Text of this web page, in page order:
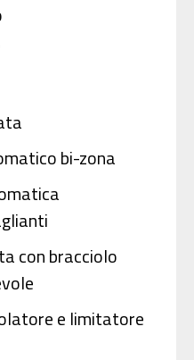
bi-zona
con bracciolo
e limitatore